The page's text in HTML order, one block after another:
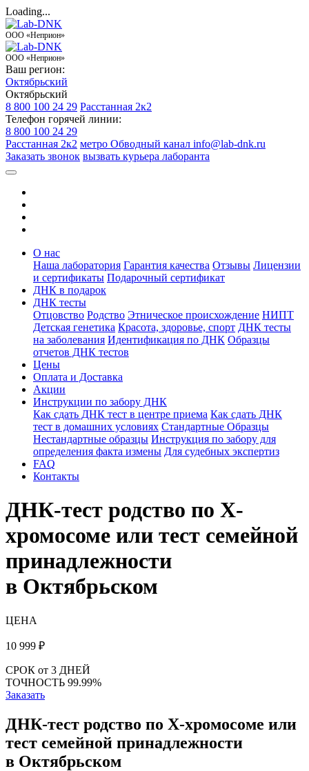
Loading...
ООО «Неприон»
ООО «Неприон»
Ваш регион:
Октябрьский
Октябрьский
8 800 100 24 29 Расстанная 2к2
Телефон горячей линии:
8 800 100 24 29
Расстанная 2к2 метро Обводный канал info@lab-dnk.ru
Заказать звонок вызвать курьера лаборанта
О нас
Наша лаборатория Гарантия качества Отзывы Лицензии
и сертификаты Подарочный сертификат
ДНК в подарок
ДНК тесты
Отцовство Родство Этническое происхождение НИПТ
Детская генетика Красота, здоровье, спорт ДНК тесты
на заболевания Идентификация по ДНК Образцы
отчетов ДНК тестов
Цены
Оплата и Доставка
Акции
Инструкции по забору ДНК
Как сдать ДНК тест в центре приема Как сдать ДНК
тест в домашних условиях Стандартные Образцы
Нестандартные образцы Инструкция по забору для
определения факта измены Для судебных экспертиз
FAQ
Контакты
ДНК-тест родство по X-
хромосоме или тест семейной
принадлежности
в Октябрьском
ЦЕНА
10 999 ₽
СРОК от 3 ДНЕЙ
ТОЧНОСТЬ 99.99%
Заказать
ДНК-тест родство по X-хромосоме или
тест семейной принадлежности
в Октябрьском